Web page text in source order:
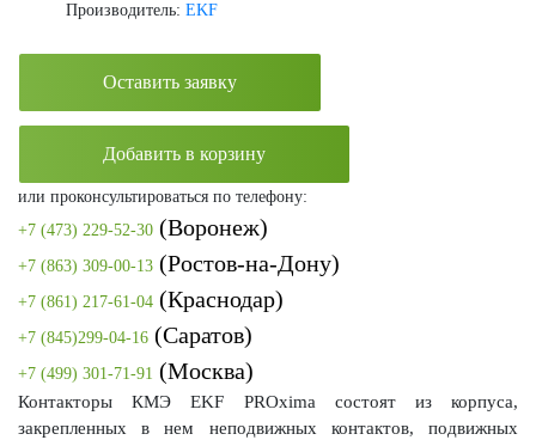
Производитель: EKF
Оставить заявку
Добавить в корзину
или проконсультироваться по телефону:
+7 (473) 229-52-30 (Воронеж)
+7 (863) 309-00-13 (Ростов-на-Дону)
+7 (861) 217-61-04 (Краснодар)
+7 (845)299-04-16 (Саратов)
+7 (499) 301-71-91 (Москва)
Контакторы КМЭ EKF PROxima состоят из корпуса,
закрепленных в нем неподвижных контактов, подвижных